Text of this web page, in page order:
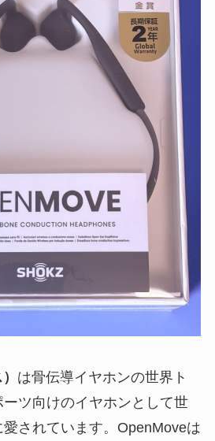
は骨伝導イヤホンの世界ト
ツ向けのイヤホンとして世
されています。OpenMoveは